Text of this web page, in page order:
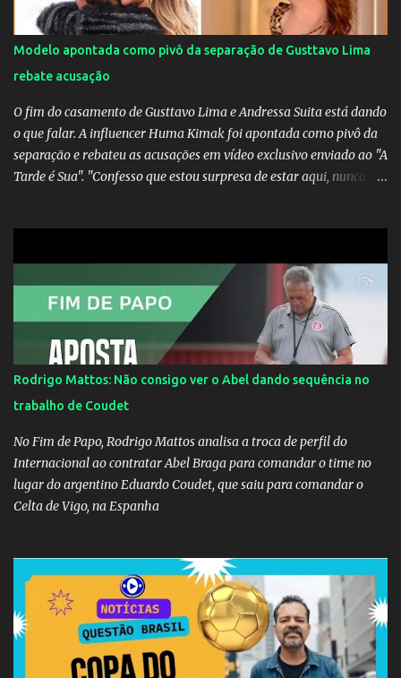
Modelo apontada como pivô da separação de Gusttavo Lima
rebate acusação
O fim do casamento de Gusttavo Lima e Andressa Suita está dando
o que falar. A influencer Huma Kimak foi apontada como pivô da
separação e rebateu as acusações em vídeo exclusivo enviado ao "A
Tarde é Sua". "Confesso que estou surpresa de estar aqui, nunca
Huma Kimak. A influencer também contou que recebe diversos
ataques na internet desde a época em que foi contratada para
fazer a divulgação de uma live do Gusttavo Lima em Manaus,
capital do Amazonas. "Fui até o local onde seria o show, divulguei
e no dia seguinte foi feita a live que eu não pude ir, porque estava
me sentindo mal", explicou Huma. A notícia da separação de
Gusttavo Lima e Andressa Suita foi divulgada no dia 9 de outubro.
A relação chegou ao fim após cinco anos e houve rumores de uma
suposta traição do canto...
Rodrigo Mattos: Não consigo ver o Abel dando sequência no
trabalho de Coudet
No Fim de Papo, Rodrigo Mattos analisa a troca de perfil do
Internacional ao contratar Abel Braga para comandar o time no
lugar do argentino Eduardo Coudet, que saiu para comandar o
Celta de Vigo, na Espanha